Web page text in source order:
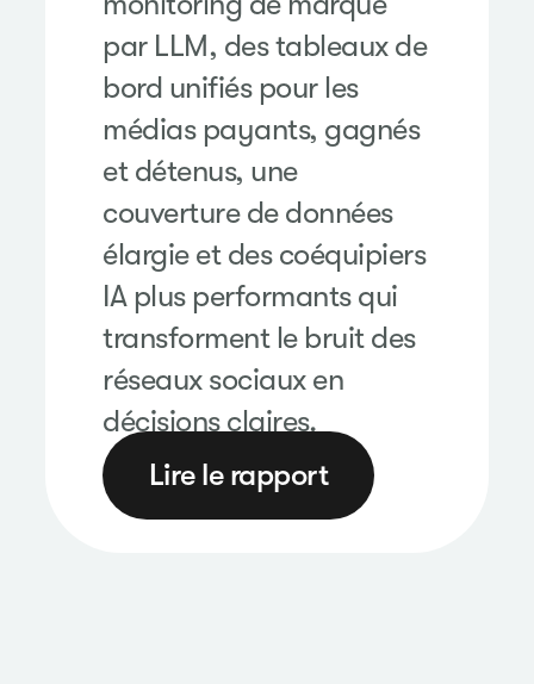
par LLM, des tableaux de
bord unifiés pour les
médias payants, gagnés
et détenus, une
couverture de données
élargie et des coéquipiers
IA plus performants qui
transforment le bruit des
réseaux sociaux en
décisions claires.
Lire le rapport